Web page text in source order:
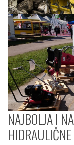
NAJBOLJA I